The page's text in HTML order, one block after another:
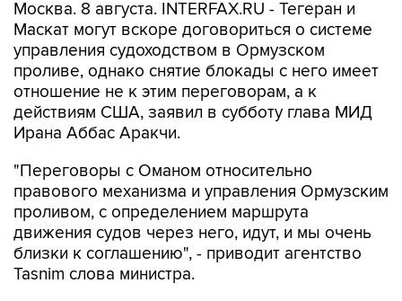
Москва. 8 августа. INTERFAX.RU - Тегеран и
Маскат могут вскоре договориться о системе
управления судоходством в Ормузском
проливе, однако снятие блокады с него имеет
отношение не к этим переговорам, а к
действиям США, заявил в субботу глава МИД
Ирана Аббас Аракчи.
"Переговоры с Оманом относительно
правового механизма и управления Ормузским
проливом, с определением маршрута
движения судов через него, идут, и мы очень
близки к соглашению", - приводит агентство
Tasnim слова министра.